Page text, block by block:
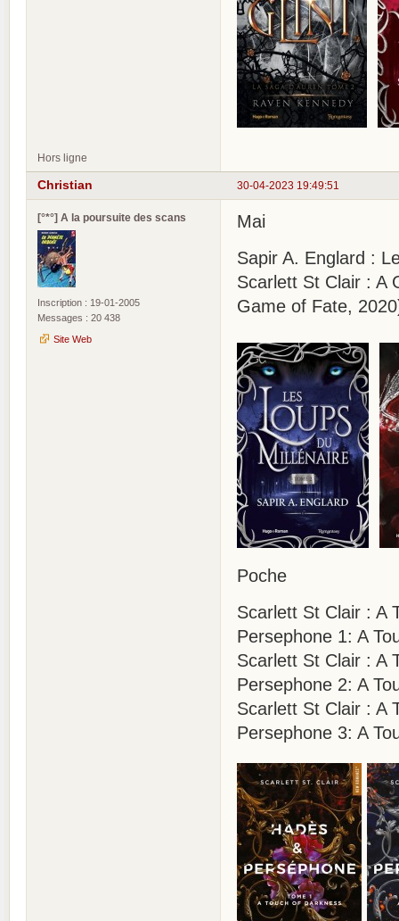
Hors ligne
30-04-2023 19:49:51
Christian
[°*°] A la poursuite des scans
Inscription : 19-01-2005
Messages : 20 438
Site Web
Mai
Sapir A. Englard :
Scarlett St Clair : A
Game of Fate,
Poche
Scarlett St Clair : A
Persephone 1: A
Scarlett St Clair : A
Persephone 2: A
Scarlett St Clair : A
Persephone 3: A